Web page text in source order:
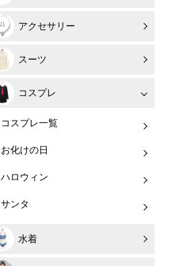
アクセサリー
スーツ
コスプレ
コスプレ一覧
お化けの日
ハロウィン
サンタ
水着